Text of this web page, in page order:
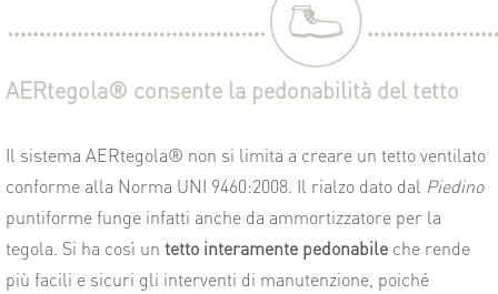
AERtegola® consente la pedonabilità del tetto
Il sistema AERtegola® non si limita a creare un tetto ventilato
conforme alla Norma UNI 9460:2008. Il rialzo dato dal Piedino
puntiforme funge infatti anche da ammortizzatore per la
tegola. Si ha così un tetto interamente pedonabile che rende
più facili e sicuri gli interventi di manutenzione, poiché